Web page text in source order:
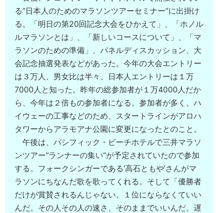
る“日本人のためのマラソンツアーセミナー”に出掛け
る。「明日の第20回記念大会をひかえて」、「ホノル
ルマラソンとは」、「新しいコースについて」、「マ
ラソンのための準備」、パネルディスカッション、大
会記念抽選発表などがあった。今年の大会エントリー
は３万人、男女比は半々、日本人エントリーは１万
7000人と知った。昨年の総参加者が１万4000人だか
ら、今年は２倍もの参加者になる。参加者が多く、ハ
イウェーの工事などのため、スタートラインがアロハ
タワーからアラモアナ公園に変更になったとのこと。
午後は、パシフィック・ビーチホテルで三井マラソ
ンツアー“ランナーの集い”が予定されていたので参加
する。フォークシンガーである‘高石ともや’さんがマ
ラソンにちなんだ歌を歌ってくれる。そして「優勝者
だけが賞賛されるんじゃない。１位にならなくていい
んだ。その人その人の速さ、そのままでいいんだ。遅